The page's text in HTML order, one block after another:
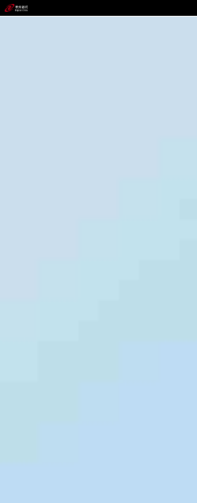
DDPAY钱包